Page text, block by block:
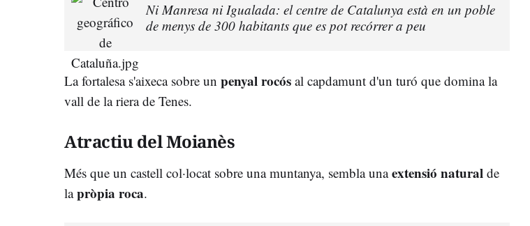
Ni Manresa ni Igualada: el centre de Catalunya està en un poble
de menys de 300 habitants que es pot recórrer a peu
La fortalesa s'aixeca sobre un penyalrocós al capdamunt d'un turó que domina la
vall de la riera de Tenes.
Atractiu del Moianès
Més que un castell col·locat sobre una muntanya, sembla unaextensió natural de
lapròpia roca.